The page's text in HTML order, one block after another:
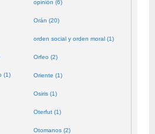
(1)
opinión (6)
Orán (20)
orden social y orden moral (1)
Orfeo (2)
Oriente (1)
Osiris (1)
Oterfut (1)
Otomanos (2)